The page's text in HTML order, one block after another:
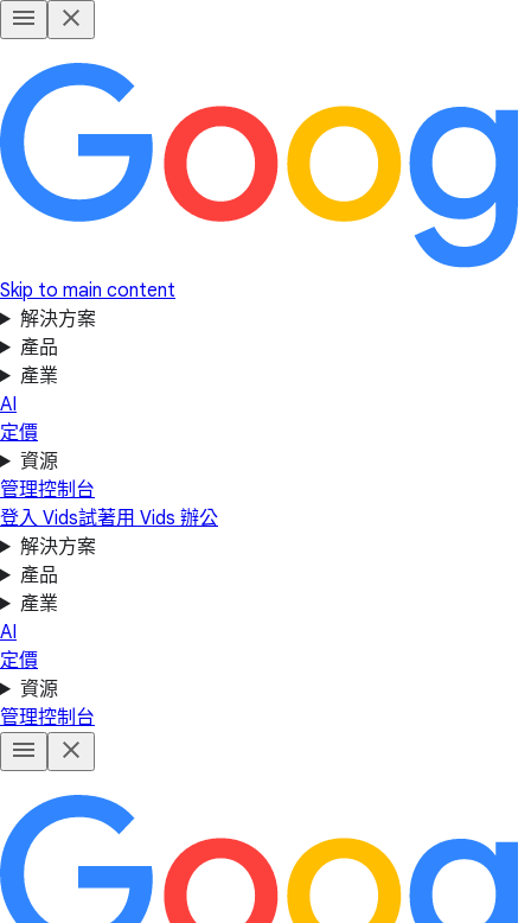
Skip to main content
解決方案
產品
產業
AI
定價
資源
管理控制台
登入 Vids試著用 Vids 辦公
解決方案
產品
產業
AI
定價
資源
管理控制台